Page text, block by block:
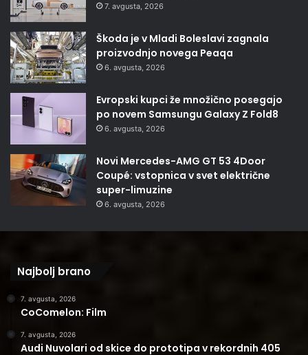
7. avgusta, 2026
Škoda je v Mladi Boleslavi zagnala
proizvodnjo novega Peaqa
6. avgusta, 2026
Evropski kupci že množično posegajo
po novem Samsungu Galaxy Z Fold8
6. avgusta, 2026
Novi Mercedes-AMG GT 53 4Door
Coupé: vstopnica v svet električne
super-limuzine
6. avgusta, 2026
Najbolj brano
7. avgusta, 2026
CoComelon: Film
7. avgusta, 2026
Audi Nuvolari od skice do prototipa v rekordnih 405